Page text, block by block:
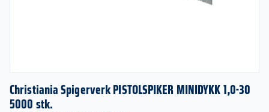
Christiania Spigerverk PISTOLSPIKER MINIDYKK 1,0-30
5000 stk.